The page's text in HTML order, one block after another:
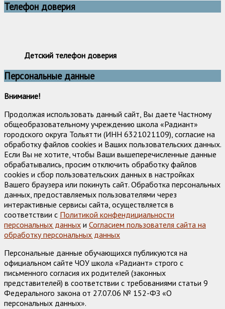
Телефон доверия
Детский телефон доверия
Персональные данные
Внимание!
Продолжая использовать данный сайт, Вы даете Частному
общеобразовательному учреждению школа «Радиант»
городского округа Тольятти (ИНН 6321021109), согласие на
обработку файлов cookies и Ваших пользовательских данных.
Если Вы не хотите, чтобы Ваши вышеперечисленные данные
обрабатывались, просим отключить обработку файлов
cookies и сбор пользовательских данных в настройках
Вашего браузера или покинуть сайт. Обработка персональных
данных, предоставляемых пользователями через
интерактивные сервисы сайта, осуществляется в
соответствии с Политикой конфендициальности
персональных данных и Согласием пользователя сайта на
обработку персональных данных
Персональные данные обучающихся публикуются на
официальном сайте ЧОУ школа «Радиант» строго с
письменного согласия их родителей (законных
представителей) в соответствии с требованиями статьи 9
Федерального закона от 27.07.06 № 152-ФЗ «О
персональных данных».